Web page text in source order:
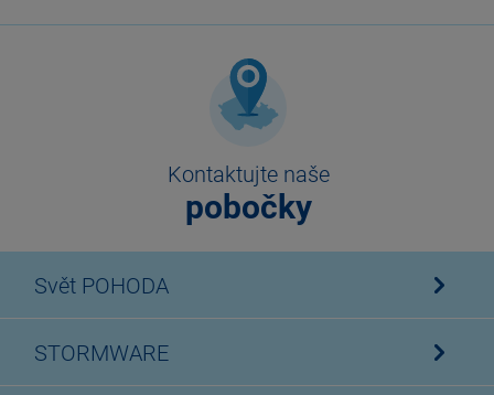
Kontaktujte naše
pobočky
Svět POHODA
STORMWARE